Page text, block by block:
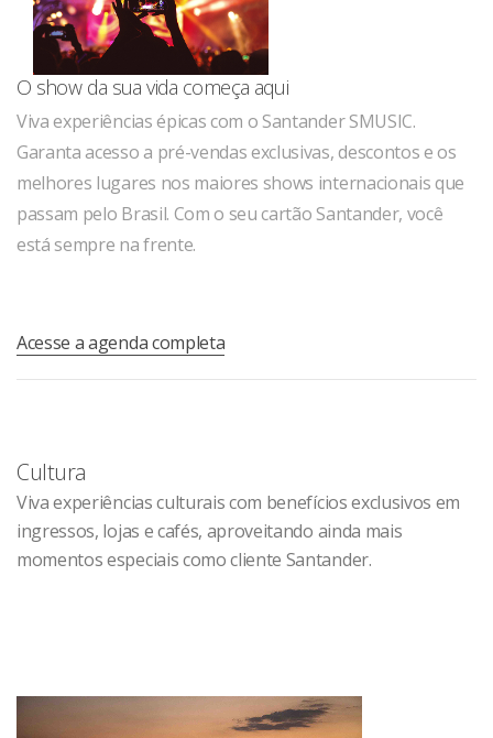
O show da sua vida começa aqui
Viva experiências épicas com o Santander SMUSIC.
Garanta acesso a pré-vendas exclusivas, descontos e os
melhores lugares nos maiores shows internacionais que
passam pelo Brasil. Com o seu cartão Santander, você
está sempre na frente.
Acesse a agenda completa
Cultura
Viva experiências culturais com benefícios exclusivos em
ingressos, lojas e cafés, aproveitando ainda mais
momentos especiais como cliente Santander.